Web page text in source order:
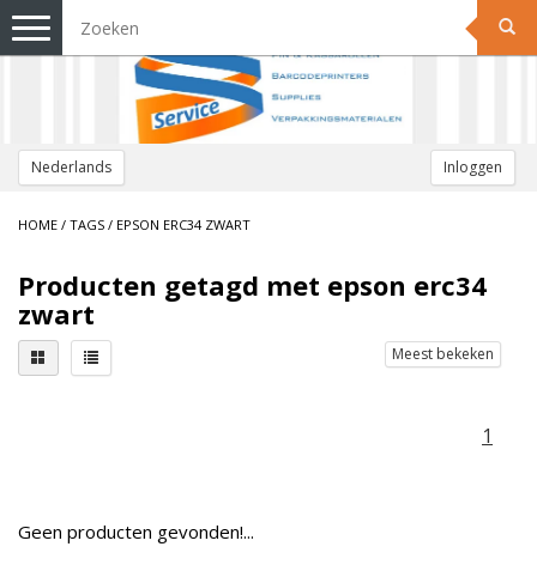
Nederlands Inloggen
Toggle
navigation
HOME / TAGS / EPSON ERC34 ZWART
Producten getagd met epson erc34
zwart
Meest bekeken
1
Geen producten gevonden!...